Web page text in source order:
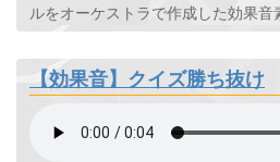
ルをオーケストラで作成した効果音
【効果音】クイズ勝ち抜け